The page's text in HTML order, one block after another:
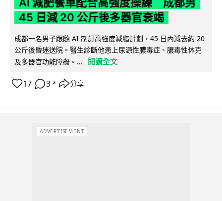
45 日減 20 公斤後多器官衰竭
成都一名男子跟隨 AI 制訂高強度減脂計劃，45 日內減去約 20
公斤後昏迷送院。醫生診斷他患上尿源性膿毒症、膿毒性休克
及多器官功能障礙。...
閱讀全文
17 3 ↗ 分享
ADVERTISEMENT